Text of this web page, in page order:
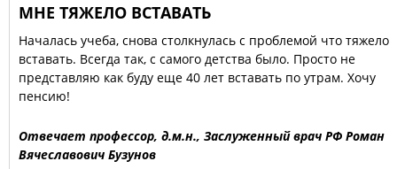
МНЕ ТЯЖЕЛО ВСТАВАТЬ
Началась учеба, снова столкнулась с проблемой что тяжело
вставать. Всегда так, с самого детства было. Просто не
представляю как буду еще 40 лет вставать по утрам. Хочу
пенсию!
Отвечает профессор, д.м.н., Заслуженный врач РФ Роман
Вячеславович Бузунов